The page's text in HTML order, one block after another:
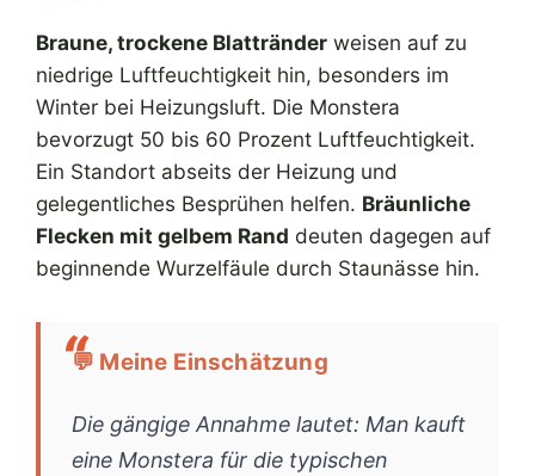
Braune, trockene Blattränder weisen auf zu
niedrige Luftfeuchtigkeit hin, besonders im
Winter bei Heizungsluft. Die Monstera
bevorzugt 50 bis 60 Prozent Luftfeuchtigkeit.
Ein Standort abseits der Heizung und
gelegentliches Besprühen helfen. Bräunliche
Flecken mit gelbem Rand deuten dagegen auf
beginnende Wurzelfäule durch Staunässe hin.
💬 Meine Einschätzung
Die gängige Annahme lautet: Man kauft
eine Monstera für die typischen